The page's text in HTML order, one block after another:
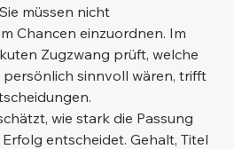
müssen nicht
Chancen einzuordnen. Im
Zugzwang prüft, welche
sinnvoll wären, trifft
wie stark die Passung
entscheidet. Gehalt, Titel